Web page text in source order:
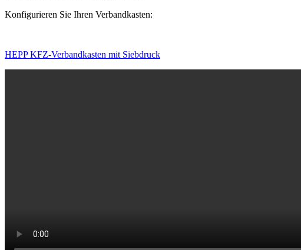
Konfigurieren Sie Ihren Verbandkasten:
HEPP KFZ-Verbandkasten mit Siebdruck